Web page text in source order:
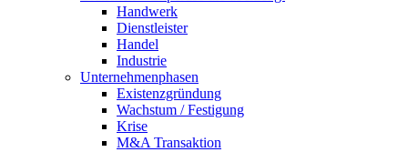
Handwerk
Dienstleister
Handel
Industrie
Unternehmenphasen
Existenzgründung
Wachstum / Festigung
Krise
M&A Transaktion